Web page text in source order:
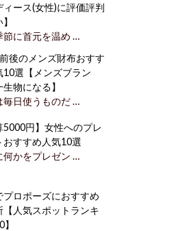
ィース(女性)に評価評判
節に首元を温め …
後のメンズ財布おすす
10選【メンズブラン
生物になる】
毎日使うものだ …
5000円】女性へのプレ
おすすめ人気10選
何かをプレゼン …
プロポーズにおすすめ
【人気スポットランキ